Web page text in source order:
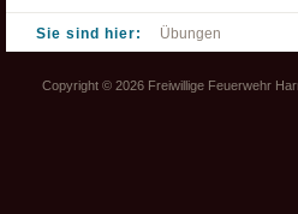
Sie sind hier: Übungen
Copyright © 2026 Freiwillige Feuerwehr